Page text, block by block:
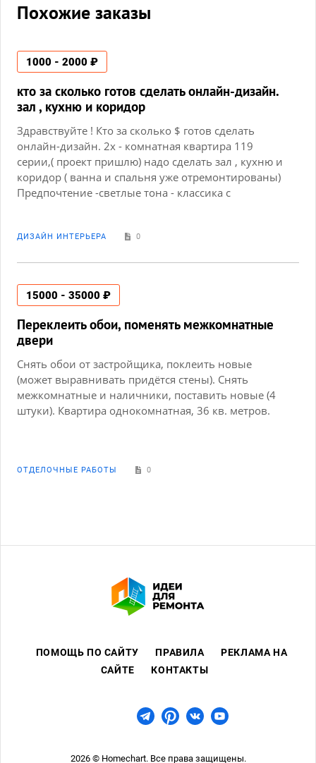
Похожие заказы
1000 - 2000 ₽
кто за сколько готов сделать онлайн-дизайн.
зал , кухню и коридор
Здравствуйте ! Кто за сколько $ готов сделать
онлайн-дизайн. 2х - комнатная квартира 119
серии,( проект пришлю) надо сделать зал , кухню и
коридор ( ванна и спальня уже отремонтированы)
Предпочтение -светлые тона - классика с
не в Питере, в выборке нет моего города. (
праздниками !!! Здоровья, любви, добра и
процветания !!!
ДИЗАЙН ИНТЕРЬЕРА 0
15000 - 35000 ₽
Переклеить обои, поменять межкомнатные
двери
Снять обои от застройщика, поклеить новые
(может выравнивать придётся стены). Снять
межкомнатные и наличники, поставить новые (4
штуки). Квартира однокомнатная, 36 кв. метров.
ОТДЕЛОЧНЫЕ РАБОТЫ 0
ПОМОЩЬ ПО САЙТУ ПРАВИЛА
РЕКЛАМА НА
САЙТЕ
КОНТАКТЫ
2026 © Homechart. Все права защищены.